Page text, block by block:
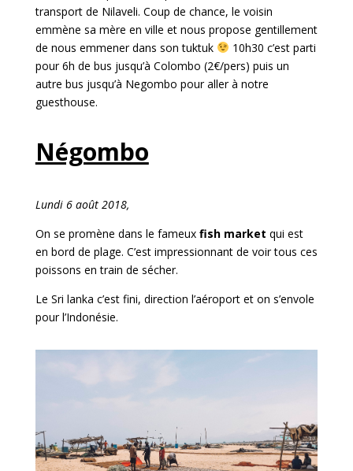
transport de Nilaveli. Coup de chance, le voisin
emmène sa mère en ville et nous propose gentillement
de nous emmener dans son tuktuk
10h30 c’est parti
pour 6h de bus jusqu’à Colombo (2€/pers) puis un
autre bus jusqu’à Negombo pour aller à notre
guesthouse.
Négombo
Lundi 6 août 2018,
On se promène dans le fameux fish market qui est
en bord de plage. C’est impressionnant de voir tous ces
poissons en train de sécher.
Le Sri lanka c’est fini, direction l’aéroport et on s’envole
pour l’Indonésie.